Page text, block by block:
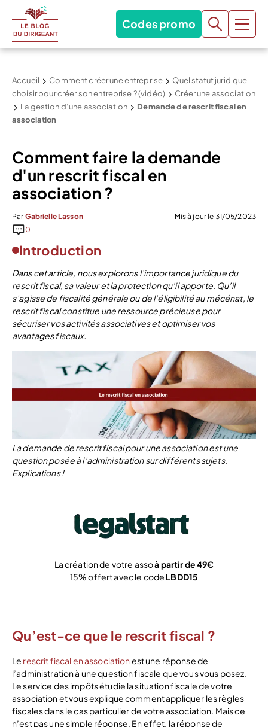
Codes promo
Accueil Comment créer une entreprise
Quel statut juridique
choisir pour créer son entreprise ? (vidéo)
Créer une association
La gestion d’une association
Demande de rescrit fiscal en
association
Comment faire la demande
d'un rescrit fiscal en
association ?
Par Gabrielle Lasson
Mis à jour le 31/05/2023
0
Introduction
Dans cet article, nous explorons l’importance juridique du
rescrit fiscal, sa valeur et la protection qu’il apporte. Qu’il
s’agisse de fiscalité générale ou de l’éligibilité au mécénat, le
rescrit fiscal constitue une ressource précieuse pour
sécuriser vos activités associatives et optimiser vos
avantages fiscaux.
La demande de rescrit fiscal pour une association est une
question posée à l’administration sur différents sujets.
Explications !
La création de votre assoà partir de 49€
15% offert avec le code LBDD15
Qu’est-ce que le rescrit fiscal ?
Le rescrit fiscal en association est une réponse de
l’administration à une question fiscale que vous vous posez.
Le service des impôts étudie la situation fiscale de votre
association et vous explique comment appliquer les règles
fiscales dans le cas particulier de votre association. Mais ce
n’est pas une simple réponse. En effet, la réponse de